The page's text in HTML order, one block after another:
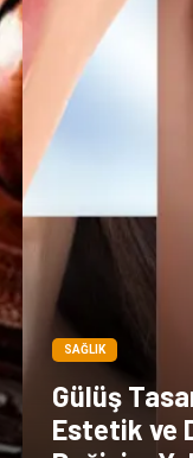
SAĞLIK
Gülüş
Estetik ve